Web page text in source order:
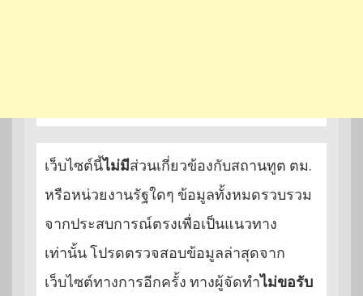
เว็บไซต์นี้ไม่มีส่วนเกี่ยวข้องกับสถานทูต ตม.
หรือหน่วยงานรัฐใดๆ ข้อมูลทั้งหมดรวบรวม
จากประสบการณ์ตรงเพื่อเป็นแนวทาง
เท่านั้น โปรดตรวจสอบข้อมูลล่าสุดจาก
เว็บไซต์ทางการอีกครั้ง ทางผู้จัดทำไม่ขอรับ